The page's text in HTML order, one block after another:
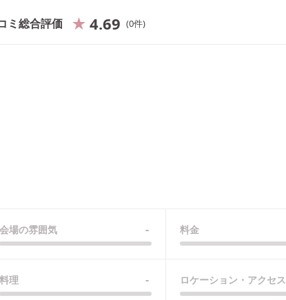
ミ総合評価 4.69 0件
会場の雰囲気 - 料金
料理 - ロケーション・アクセス